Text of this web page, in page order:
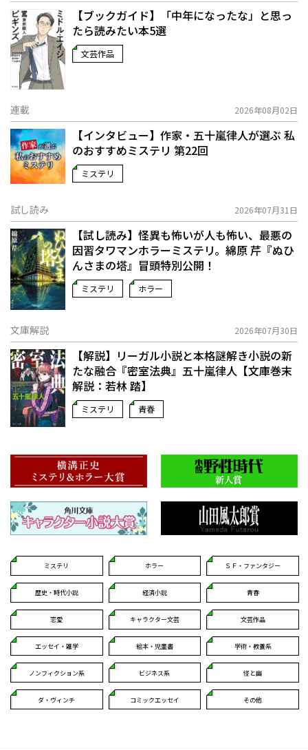
【ブックガイド】「中年になったな」と思っ
たら読みたい本5選
文芸作品
連載 2026年08月02日
【インタビュー】作家・五十嵐律人が選ぶ 私
のおすすめミステリ 第22回
ミステリ
試し読み 2026年07月31日
【試し読み】怪異も怖いが人も怖い、最悪の
因習タワマンホラーミステリ。綿原 芹『ぬひ
んさまの塔』冒頭特別公開！
ミステリ ホラー
文庫解説 2026年07月30日
【解説】リーガル小説と本格謎解き小説の新
たな融合――『密室法典』五十嵐律人【文庫巻末
解説：若林 踏】
ミステリ 青春
ミステリ ホラー ＳＦ・ファンタジー
歴史・時代小説 経済小説 青春
恋愛 キャラクター文芸 文芸作品
エッセイ・雑学 絵本・児童書 学術・教養系
ノンフィクション系 ビジネス系 怪と幽
ダ・ヴィンチ コミックエッセイ その他